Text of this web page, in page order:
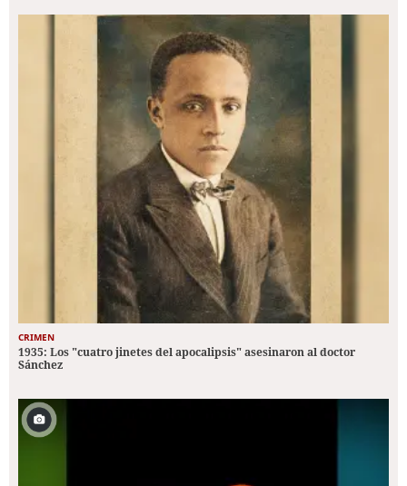
CRIMEN
1935: Los "cuatro jinetes del apocalipsis" asesinaron al doctor
Sánchez